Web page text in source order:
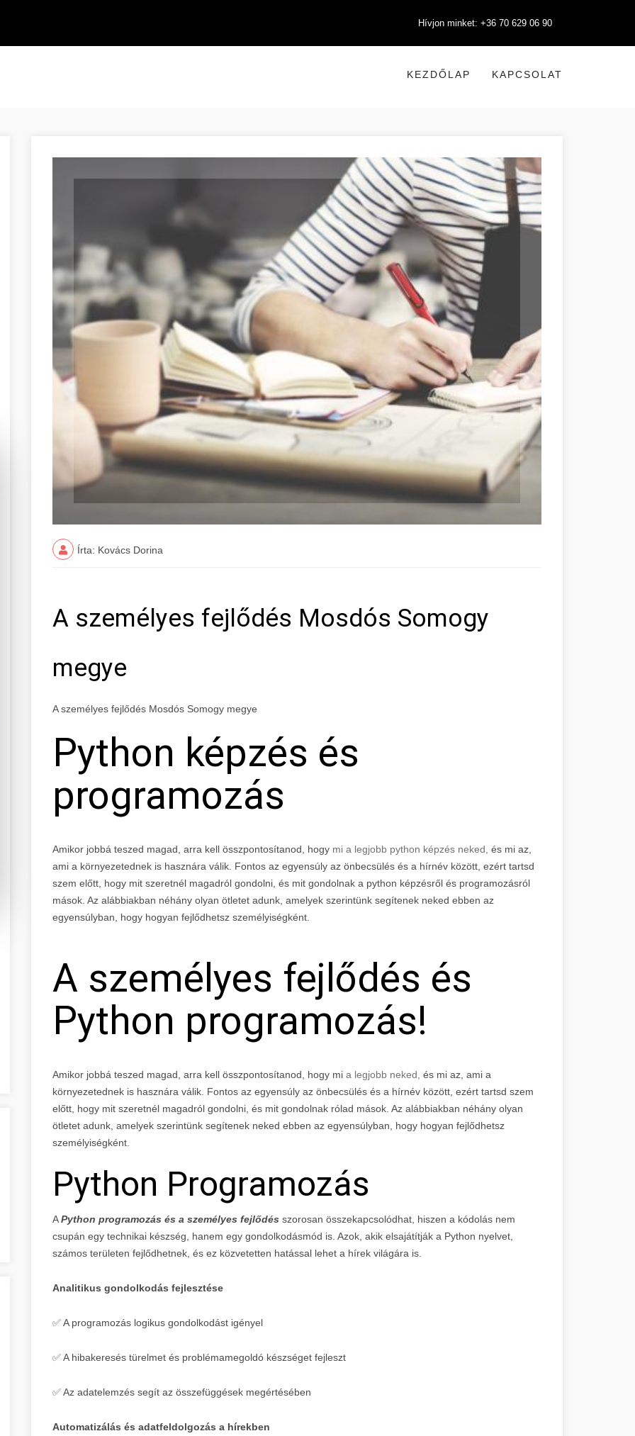
Hívjon minket: +36 70 629 06 90
KEZDŐLAP KAPCSOLAT
Írta: Kovács Dorina
A személyes fejlődés Mosdós Somogy
megye
A személyes fejlődés Mosdós Somogy megye
Python képzés és
programozás
Amikor jobbá teszed magad, arra kell összpontosítanod, hogy mi a legjobb python képzés neked, és mi az,
ami a környezetednek is hasznára válik. Fontos az egyensúly az önbecsülés és a hírnév között, ezért tartsd
szem előtt, hogy mit szeretnél magadról gondolni, és mit gondolnak a python képzésről és programozásról
mások. Az alábbiakban néhány olyan ötletet adunk, amelyek szerintünk segítenek neked ebben az
egyensúlyban, hogy hogyan fejlődhetsz személyiségként.
A személyes fejlődés és
Python programozás!
Amikor jobbá teszed magad, arra kell összpontosítanod, hogy mi a legjobb neked, és mi az, ami a
környezetednek is hasznára válik. Fontos az egyensúly az önbecsülés és a hírnév között, ezért tartsd szem
előtt, hogy mit szeretnél magadról gondolni, és mit gondolnak rólad mások. Az alábbiakban néhány olyan
ötletet adunk, amelyek szerintünk segítenek neked ebben az egyensúlyban, hogy hogyan fejlődhetsz
személyiségként.
Python Programozás
APython programozás és a személyes fejlődés szorosan összekapcsolódhat, hiszen a kódolás nem
csupán egy technikai készség, hanem egy gondolkodásmód is. Azok, akik elsajátítják a Python nyelvet,
számos területen fejlődhetnek, és ez közvetetten hatással lehet a hírek világára is.
Analitikus gondolkodás fejlesztése
✅ A programozás logikus gondolkodást igényel
✅ A hibakeresés türelmet és problémamegoldó készséget fejleszt
✅ Az adatelemzés segít az összefüggések megértésében
Automatizálás és adatfeldolgozás a hírekben